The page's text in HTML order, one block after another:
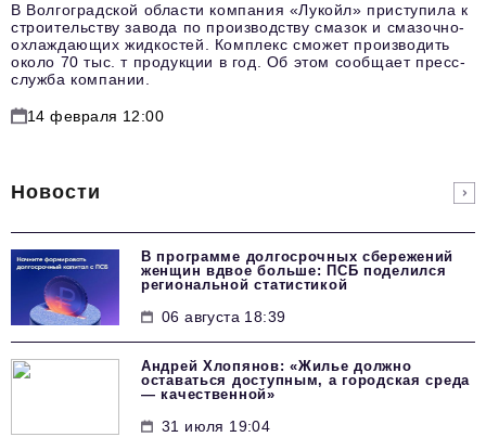
В Волгоградской области компания «Лукойл» приступила к
строительству завода по производству смазок и смазочно-
охлаждающих жидкостей. Комплекс сможет производить
около 70 тыс. т продукции в год. Об этом сообщает пресс-
служба компании.
14 февраля 12:00
Новости
В программе долгосрочных сбережений
женщин вдвое больше: ПСБ поделился
региональной статистикой
06 августа 18:39
Андрей Хлопянов: «Жилье должно
оставаться доступным, а городская среда
— качественной»
31 июля 19:04